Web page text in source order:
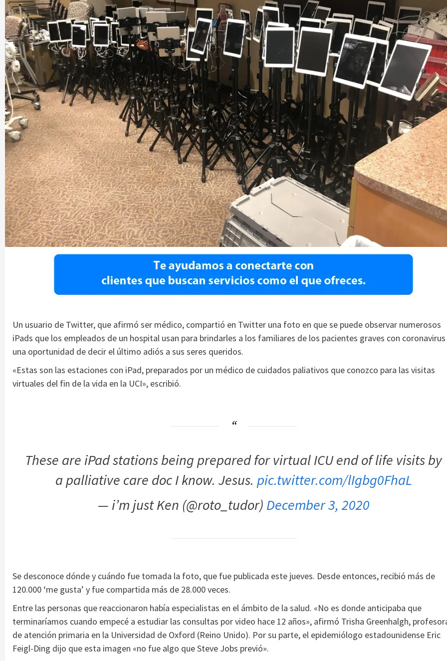
Un usuario de Twitter, que afirmó ser médico, compartió en Twitter una foto en que se puede observar numerosos
iPads que los empleados de un hospital usan para brindarles a los familiares de los pacientes graves con coronavirus
una oportunidad de decir el último adiós a sus seres queridos.
«Estas son las estaciones con iPad, preparados por un médico de cuidados paliativos que conozco para las visitas
virtuales del fin de la vida en la UCI», escribió.
These are iPad stations being prepared for virtual ICU end of life visits by
a palliative care doc I know. Jesus. pic.twitter.com/lIgbg0FhaL
— i’m just Ken (@roto_tudor) December 3, 2020
Se desconoce dónde y cuándo fue tomada la foto, que fue publicada este jueves. Desde entonces, recibió más de
120.000 ‘me gusta’ y fue compartida más de 28.000 veces.
Entre las personas que reaccionaron había especialistas en el ámbito de la salud. «No es donde anticipaba que
terminaríamos cuando empecé a estudiar las consultas por video hace 12 años», afirmó Trisha Greenhalgh,
de atención primaria en la Universidad de Oxford (Reino Unido). Por su parte, el epidemiólogo estadounidense Eric
Feigl-Ding dijo que esta imagen «no fue algo que Steve Jobs previó».